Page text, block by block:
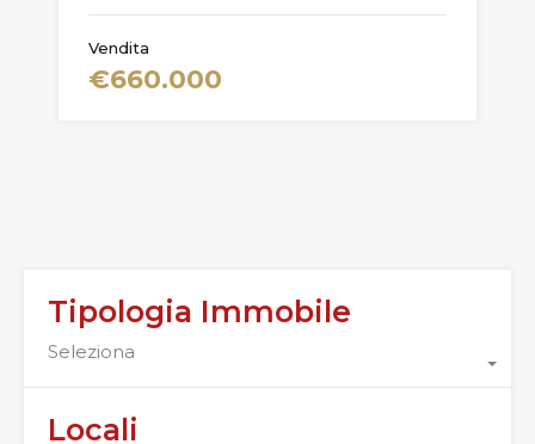
Vendita
€660.000
Tipologia Immobile
Seleziona
Locali